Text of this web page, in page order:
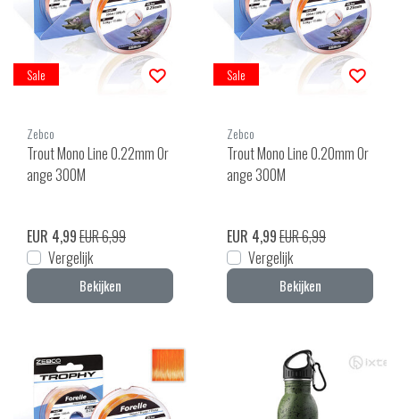
Sale
Zebco
Trout Mono Line 0.22mm Or
ange 300M
EUR 4,99EUR 6,99
Vergelijk
Bekijken
Sale
Zebco
Trout Mono Line 0.20mm Or
ange 300M
EUR 4,99EUR 6,99
Vergelijk
Bekijken